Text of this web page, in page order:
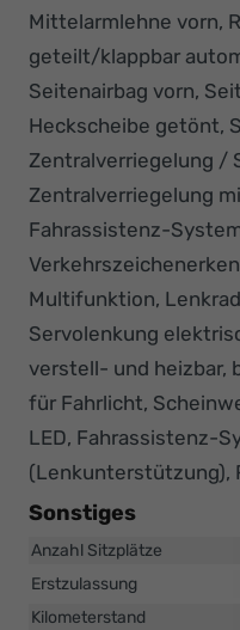
Mittelarmlehne vorn,
geteilt/klappbar
Seitenairbag vorn,
Heckscheibe getönt,
Zentralverriegelung /
Zentralverriegelung
Fahrassistenz-
Multifunktion,
Servolenkung
verstell- und heizbar,
für Fahrlicht,
LED, Fahrassistenz-
(Lenkunterstützung),
Sonstiges
Anzahl Sitzplätze
Erstzulassung
Kilometerstand